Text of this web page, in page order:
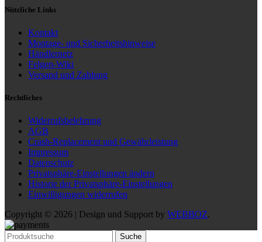
Nützliche Links
Kontakt
Montage- und Sicherheitshinweise
Händlernetz
Felgen-Wiki
Versand und Zahlung
Rechtliches
Widerrufsbelehrung
AGB
Crash-Replacement und Gewährleistung
Impressum
Datenschutz
Privatsphäre-Einstellungen ändern
Historie der Privatsphäre-Einstellungen
Einwilligungen widerrufen
Copyright © 2026 | Design und Support by WEBBOZ.
Suche